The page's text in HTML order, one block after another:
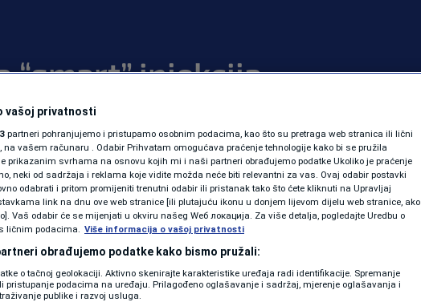
KOLUMNE
PODCAST
N1 SPECIJAL
FENOMENI
NEISTRAŽENO
VIRALNO
“smart” injekcija
u kliničkom
ZDRAVLJE 0 komentara
Više
vašoj privatnosti
partneri pohranjujemo i pristupamo osobnim podacima, kao što su pretraga web stranica ili lični
na vašem računaru . Odabir Prihvatam omogućava praćenje tehnologije kako bi se pružila
prikazanim svrhama na osnovu kojih mi i naši partneri obrađujemo podatke Ukoliko je praćenje
neki od sadržaja i reklama koje vidite možda neće biti relevantni za vas. Ovaj odabir postavki
odabrati i pritom promijeniti trenutni odabir ili pristanak tako što ćete kliknuti na Upravljaj
link na dnu ove web stranice [ili plutajuću ikonu u donjem lijevom dijelu web stranice, ako
Vaš odabir će se mijenjati u okviru našeg Wеб локација. Za više detalja, pogledajte Uredbu o
ličnim podacima. Više informacija o vašoj privatnosti
obrađujemo podatke kako bismo pružali:
o tačnoj geolokaciji. Aktivno skenirajte karakteristike uređaja radi identifikacije. Spremanje
pristupanje podacima na uređaju. Prilagođeno oglašavanje i sadržaj, mjerenje oglašavanja i
publike i razvoj usluga.